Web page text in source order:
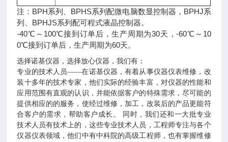
注：BPH系列、BPHS系列配微电脑数显控制器，BPHJ系
列、BPHJS系列配可程式液晶控制器。
-40℃～100℃接到订单后，生产周期为30天，-60℃～10
0℃接到订单后，生产周期为60天。
选择诺基仪器 ，选择放心仪器，我们有：
专业的技术人员——在诺基仪器 ，有着从事仪器仪表维修，改
装十多年的技术专家，他们实际的经验丰富，对仪器的性能和
应用范围有直观的认识，并能依据客户的特殊需求，尽可能的
提供相应的的服务，使经过维修，加工，改装后的产品更能符
合客户的需求，帮助客户成长。
同时，我们还和一大批专业
技术人员有技术上的，这些专业技术人员，工程师专注与各个
仪器仪表领域，他们中有中科院的高级工程师，也有掌握维修